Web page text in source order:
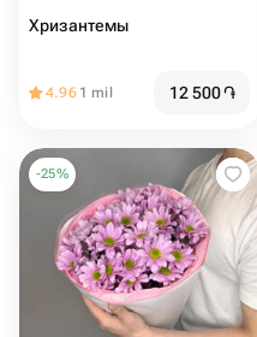
Хризантемы
4.96 1 mil 12 500֏
-25%